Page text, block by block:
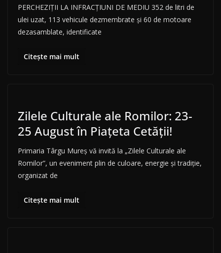
PERCHEZIȚII LA INFRACȚIUNI DE MEDIU 352 de litri de
ulei uzat, 113 vehicule dezmembrate și 60 de motoare
dezasamblate, identificate
Citește mai mult
Zilele Culturale ale Romilor: 23-
25 August în Piațeta Cetății!
Primaria Târgu Mureș vă invită la „Zilele Culturale ale
Romilor”, un eveniment plin de culoare, energie și tradiție,
organizat de
Citește mai mult